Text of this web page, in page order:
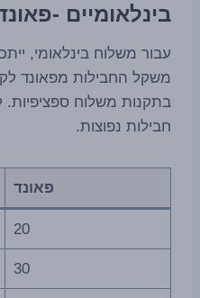
בינלאומיים -
עבור משלוח בינלאומי,
משקל החבילות מפאונד
בתקנות משלוח
חבילות נפוצות.
פאונד
20
30